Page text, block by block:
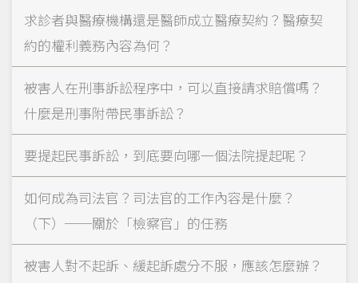
求診者與醫療機構還是醫師成立醫療契約？醫療契
約的權利義務內容為何？
被害人在刑事訴訟程序中，可以直接請求賠償嗎？
什麼是刑事附帶民事訴訟？
要提起民事訴訟，到底要向哪一個法院提起呢？
如何成為司法官？司法官的工作內容是什麼？
（下）──關於「檢察官」的任務
被害人對不起訴、緩起訴處分不服，應該怎麼辦？